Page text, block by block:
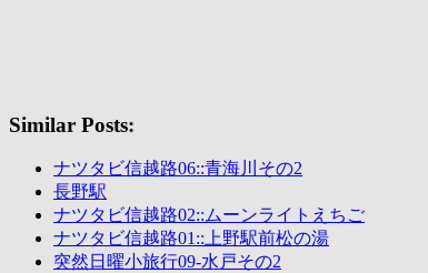
Similar Posts:
ナツタビ信越路06::青海川その2
長野駅
ナツタビ信越路02::ムーンライトえちご
ナツタビ信越路01::上野駅前松の湯
突然日曜小旅行09-水戸その2